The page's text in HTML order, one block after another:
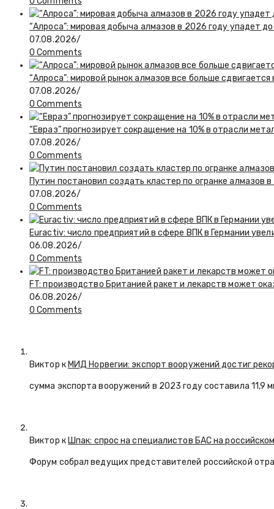
“Алроса”: мировая добыча алмазов в 2026 году упадет
07.08.2026/
0 Comments
“Алроса”: мировой рынок алмазов все больше
07.08.2026/
0 Comments
“Евраз” прогнозирует сокращение на 10% в отрасли
07.08.2026/
0 Comments
Путин постановил создать кластер по огранке алмазов
07.08.2026/
0 Comments
Euractiv: число предприятий в сфере ВПК в Германии
06.08.2026/
0 Comments
FT: производство Британией ракет и лекарств может
06.08.2026/
0 Comments
Виктор кМИД Норвегии: экспорт вооружений достиг
сумма экспорта вооружений в 2023 году составила 11,9
Виктор кШпак: спрос на специалистов БАС на
Форум собрал ведущих представителей российской